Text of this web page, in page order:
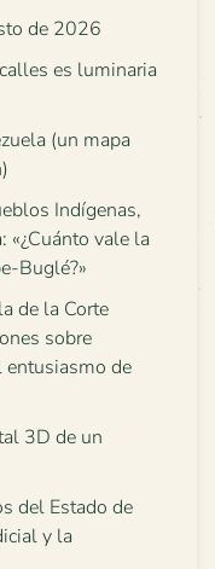
de 2026
es luminaria
(un mapa
Indígenas,
«¿Cuánto vale la
Buglé?»
de la Corte
sobre
de
3D de un
del Estado de
y la